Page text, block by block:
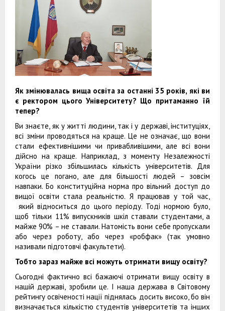
Як змінювалась вища освіта за останні 35 років, які ви
є ректором цього Університету? Що притаманно їй
тепер?
Ви знаєте, як у житті людини, так і у державі, інституціях,
всі зміни проводяться на краще. Це не означає, що вони
стали ефективнішими чи привабливішими, але всі вони
дійсно на краще. Наприклад, з моменту Незалежності
України різко збільшилась кількість університетів. Для
когось це погано, але для більшості людей – зовсім
навпаки. Бо конституційна норма про вільний доступ до
вищої освіти стала реальністю. Я працював у той час,
який відноситься до цього періоду. Тоді нормою було,
щоб тільки 11% випускників шкіл ставали студентами, а
майже 90% – не ставали. Натомість вони себе пропускали
або через роботу, або через «робфак» (так умовно
називали підготовчі факультети).
Тобто зараз майже всі можуть отримати вищу освіту?
Сьогодні фактично всі бажаючі отримати вищу освіту в
нашій державі, зробили це. І наша держава в Світовому
рейтингу освіченості нації піднялась досить високо, бо він
визначається кількістю студентів університетів та інших